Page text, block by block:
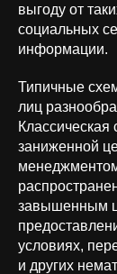
выгоду от
социальных
информации.
Типичные
лиц
заниженной
завышенным
условиях,
и других